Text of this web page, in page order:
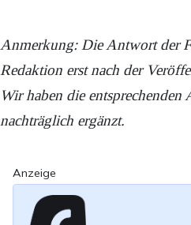
Anmerkung: Die Antwort der
Redaktion erst nach der
Wir haben die entsprechenden
nachträglich ergänzt.
Anzeige